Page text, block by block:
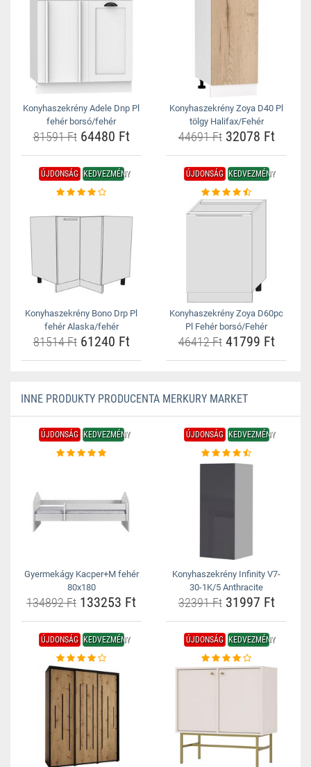
Konyhaszekrény Adele Dnp Pl
fehér borsó/fehér
81591 Ft64480 Ft
Konyhaszekrény Zoya D40 Pl
tölgy Halifax/Fehér
44691 Ft32078 Ft
ÚJDONSÁG KEDVEZMÉNY
Konyhaszekrény Bono Drp Pl
fehér Alaska/fehér
81514 Ft61240 Ft
ÚJDONSÁG KEDVEZMÉNY
Konyhaszekrény Zoya D60pc
Pl Fehér borsó/Fehér
46412 Ft41799 Ft
INNE PRODUKTY PRODUCENTA MERKURY MARKET
ÚJDONSÁG KEDVEZMÉNY
Gyermekágy Kacper+M fehér
80x180
134892 Ft 133253 Ft
ÚJDONSÁG KEDVEZMÉNY
Konyhaszekrény Infinity V7-
30-1K/5 Anthracite
32391 Ft31997 Ft
ÚJDONSÁG KEDVEZMÉNY ÚJDONSÁG KEDVEZMÉNY